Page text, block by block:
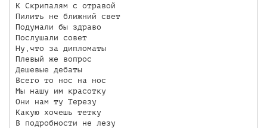
К Скрипалям с отравой
Пилить не ближний свет
Подумали бы здраво
Послушали совет
Ну,что за дипломаты
Плевый же вопрос
Дешевые дебаты
Всего то нос на нос
Мы нашу им красотку
Они нам ту Терезу
Какую хочешь тетку
В подробности не лезу